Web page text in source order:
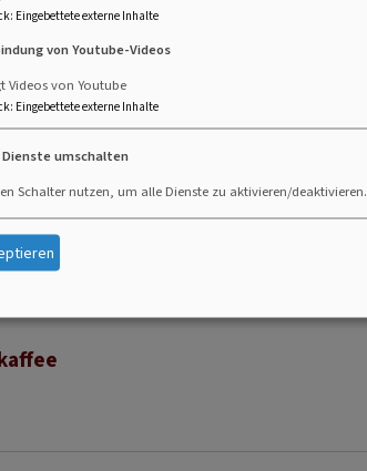
: Eingebettete externe Inhalte
von Youtube-Videos
Videos von Youtube
: Eingebettete externe Inhalte
umschalten
Schalter nutzen, um alle Dienste zu aktivieren/deaktivieren.